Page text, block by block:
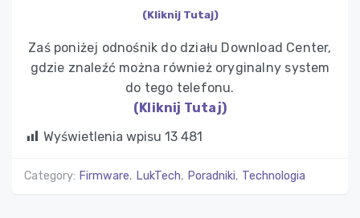
(Kliknij Tutaj)
Zaś poniżej odnośnik do działu Download Center,
gdzie znaleźć można również oryginalny system
do tego telefonu.
(Kliknij Tutaj)
Wyświetlenia wpisu 13 481
Category: Firmware, LukTech, Poradniki, Technologia